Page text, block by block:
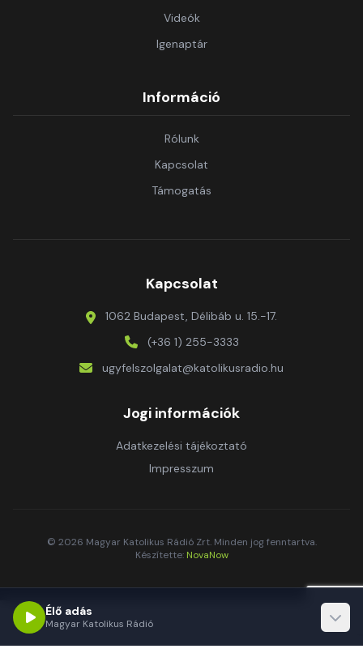
Videók
Igenaptár
Információ
Rólunk
Kapcsolat
Támogatás
Kapcsolat
1062 Budapest, Délibáb u. 15.-17.
(+36 1) 255-3333
ugyfelszolgalat@katolikusradio.hu
Jogi információk
Adatkezelési tájékoztató
Impresszum
© 2026 Magyar Katolikus Rádió Zrt. Minden jog fenntartva.
Készítette: NovaNow
Élő adás
Magyar Katolikus Rádió